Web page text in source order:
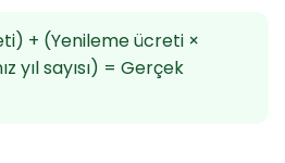
+ (Yenileme ücreti ×
yıl sayısı) = Gerçek